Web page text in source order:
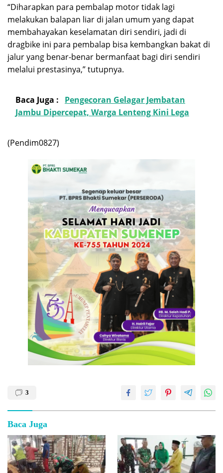
“Diharapkan para pembalap motor tidak lagi
melakukan balapan liar di jalan umum yang dapat
membahayakan keselamatan diri sendiri, jadi di
dragbike ini para pembalap bisa kembangkan bakat di
jalur yang benar-benar bermanfaat bagi diri sendiri
melalui prestasinya,” tutupnya.
Baca Juga :
Pengecoran Gelagar Jembatan
Jambu Dipercepat, Warga Lenteng Kini Lega
(Pendim0827)
3
Baca Juga